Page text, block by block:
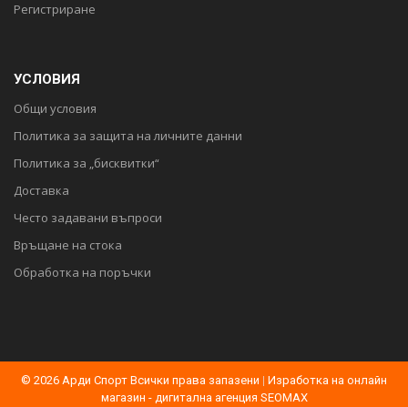
Регистриране
УСЛОВИЯ
Общи условия
Политика за защита на личните данни
Политика за „бисквитки“
Доставка
Често задавани въпроси
Връщане на стока
Обработка на поръчки
© 2026 Арди Спорт Всички права запазени | Изработка на онлайн
магазин - дигитална агенция SEOMAX